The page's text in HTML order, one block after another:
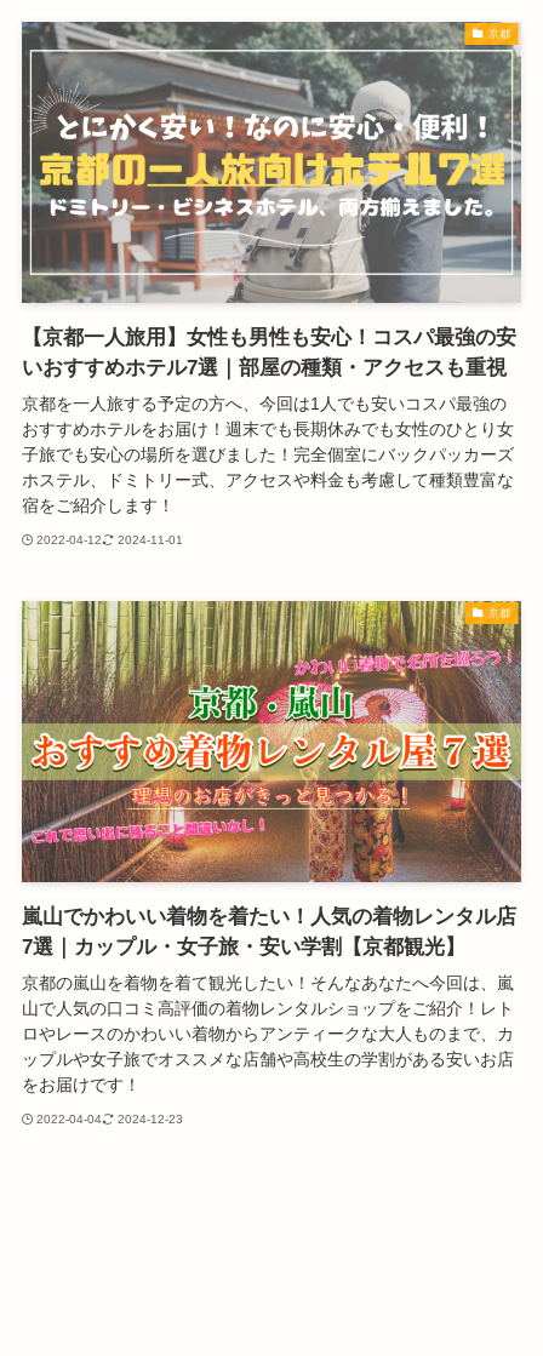
京都
【京都一人旅用】女性も男性も安心！コスパ最強の安
いおすすめホテル7選｜部屋の種類・アクセスも重視
京都を一人旅する予定の方へ、今回は1人でも安いコスパ最強の
おすすめホテルをお届け！週末でも長期休みでも女性のひとり女
子旅でも安心の場所を選びました！完全個室にバックパッカーズ
ホステル、ドミトリー式、アクセスや料金も考慮して種類豊富な
宿をご紹介します！
2022-04-12 2024-11-01
京都
嵐山でかわいい着物を着たい！人気の着物レンタル店
7選｜カップル・女子旅・安い学割【京都観光】
京都の嵐山を着物を着て観光したい！そんなあなたへ今回は、嵐
山で人気の口コミ高評価の着物レンタルショップをご紹介！レト
ロやレースのかわいい着物からアンティークな大人ものまで、カ
ップルや女子旅でオススメな店舗や高校生の学割がある安いお店
をお届けです！
2022-04-04 2024-12-23